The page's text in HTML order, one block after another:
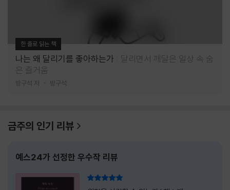
한 줄로 읽는 책
나는 왜 달리기를 좋아하는가
달리면서 깨달은 일상 속 숨
은 즐거움
방구석 저 방구석
금주의 인기 리뷰
예스24가 선정한 우수작 리뷰